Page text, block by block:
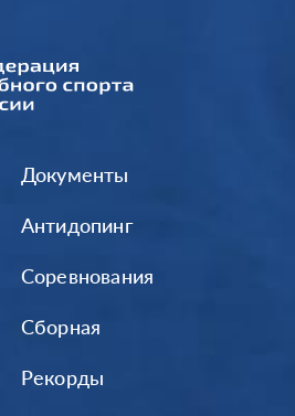
Документы
Антидопинг
Соревнования
Сборная
Рекорды